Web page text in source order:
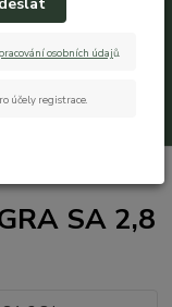
SA 2,8
osobních údajů.
účely registrace.